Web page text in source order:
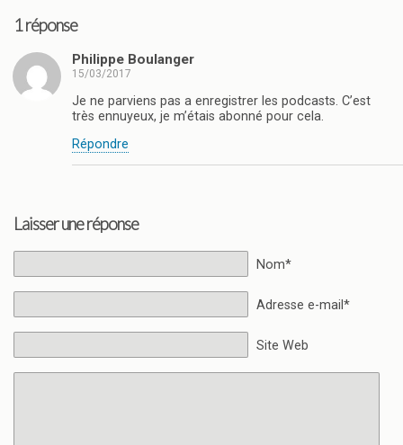
1 réponse
Philippe Boulanger
15/03/2017
Je ne parviens pas a enregistrer les podcasts. C’est
très ennuyeux, je m’étais abonné pour cela.
Répondre
Laisser une réponse
Nom*
Adresse e-mail*
Site Web